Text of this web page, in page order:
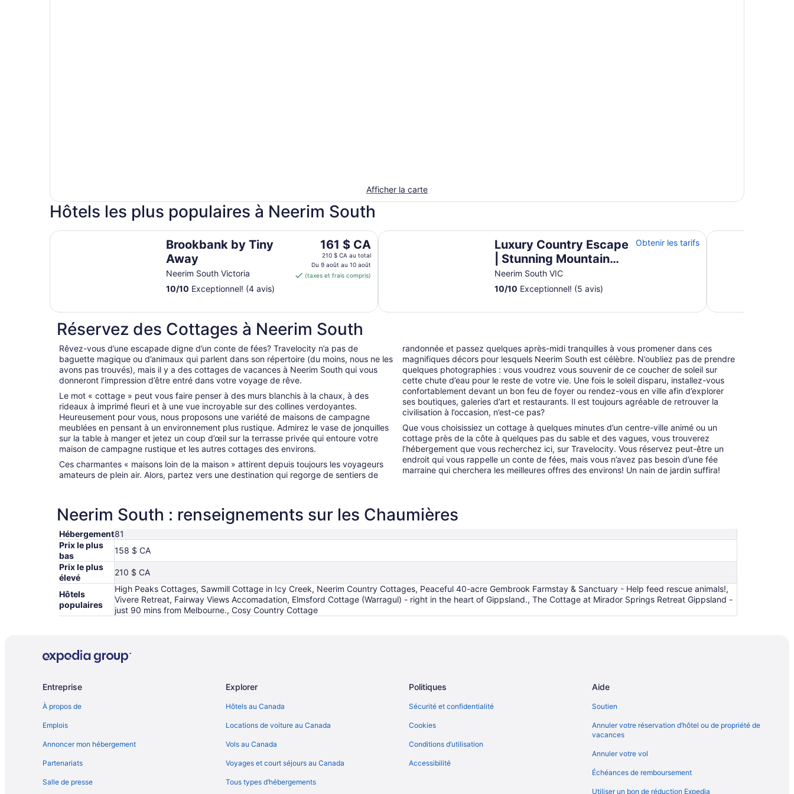
Afficher la carte
Hôtels les plus populaires à Neerim South
Brookbank by Tiny
Away
Neerim South Victoria
Le
prix
est
de 161 $ CA
du 9
août
au 10
août
161 $ CA
210 $ CA au total
Du 9 août au 10 août
(taxes et frais compris)
10/10 Exceptionnel! (4 avis)
Brookbank by Tiny Away
Luxury Country Escape
| Stunning Mountain
Views by Scotch Hill
Truffle Farm
Neerim South VIC
Obtenir les tarifs
10/10 Exceptionnel! (5 avis)
Luxury Country Escape | Stunning Mountain Views by Scotch Hill Truffle FarmCosy Country
Réservez des Cottages à Neerim South
Rêvez-vous d’une escapade digne d’un conte de fées? Travelocity n’a pas de
baguette magique ou d’animaux qui parlent dans son répertoire (du moins, nous ne les
avons pas trouvés), mais il y a des cottages de vacances à Neerim South qui vous
donneront l’impression d’être entré dans votre voyage de rêve.
Le mot « cottage » peut vous faire penser à des murs blanchis à la chaux, à des
rideaux à imprimé fleuri et à une vue incroyable sur des collines verdoyantes.
Heureusement pour vous, nous proposons une variété de maisons de campagne
meublées en pensant à un environnement plus rustique. Admirez le vase de jonquilles
sur la table à manger et jetez un coup d’œil sur la terrasse privée qui entoure votre
maison de campagne rustique et les autres cottages des environs.
Ces charmantes « maisons loin de la maison » attirent depuis toujours les voyageurs
amateurs de plein air. Alors, partez vers une destination qui regorge de sentiers de
randonnée et passez quelques après-midi tranquilles à vous promener dans ces
magnifiques décors pour lesquels Neerim South est célèbre. N’oubliez pas de prendre
quelques photographies : vous voudrez vous souvenir de ce coucher de soleil sur
cette chute d’eau pour le reste de votre vie. Une fois le soleil disparu, installez-vous
confortablement devant un bon feu de foyer ou rendez-vous en ville afin d’explorer
ses boutiques, galeries d’art et restaurants. Il est toujours agréable de retrouver la
civilisation à l’occasion, n’est-ce pas?
Que vous choisissiez un cottage à quelques minutes d’un centre-ville animé ou un
cottage près de la côte à quelques pas du sable et des vagues, vous trouverez
l’hébergement que vous recherchez ici, sur Travelocity. Vous réservez peut-être un
endroit qui vous rappelle un conte de fées, mais vous n’avez pas besoin d’une fée
marraine qui cherchera les meilleures offres des environs! Un nain de jardin suffira!
Neerim South : renseignements sur les Chaumières
Hébergement81
Prix le plus
bas
158 $ CA
Prix le plus
élevé
210 $ CA
Hôtels
populaires
High Peaks Cottages, Sawmill Cottage in Icy Creek, Neerim Country Cottages, Peaceful 40-acre Gembrook Farmstay & Sanctuary - Help feed rescue animals!,
Vivere Retreat, Fairway Views Accomadation, Elmsford Cottage (Warragul) - right in the heart of Gippsland., The Cottage at Mirador Springs Retreat Gippsland -
just 90 mins from Melbourne., Cosy Country Cottage
Entreprise
À propos de
Emplois
Annoncer mon hébergement
Partenariats
Salle de presse
Explorer
Hôtels au Canada
Locations de voiture au Canada
Vols au Canada
Voyages et court séjours au Canada
Tous types d’hébergements
Politiques
Sécurité et confidentialité
Cookies
Conditions d’utilisation
Accessibilité
Aide
Soutien
Annuler votre réservation d’hôtel ou de propriété de
vacances
Annuler votre vol
Échéances de remboursement
Utiliser un bon de réduction Expedia